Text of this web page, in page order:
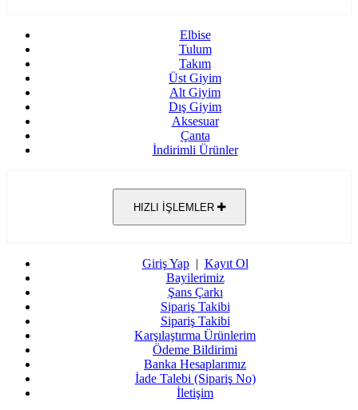
Elbise
Tulum
Takım
Üst Giyim
Alt Giyim
Dış Giyim
Aksesuar
Çanta
İndirimli Ürünler
HIZLI İŞLEMLER
Giriş Yap| Kayıt Ol
Bayilerimiz
Şans Çarkı
Sipariş Takibi
Sipariş Takibi
Karşılaştırma Ürünlerim
Ödeme Bildirimi
Banka Hesaplarımız
İade Talebi (Sipariş No)
İletişim